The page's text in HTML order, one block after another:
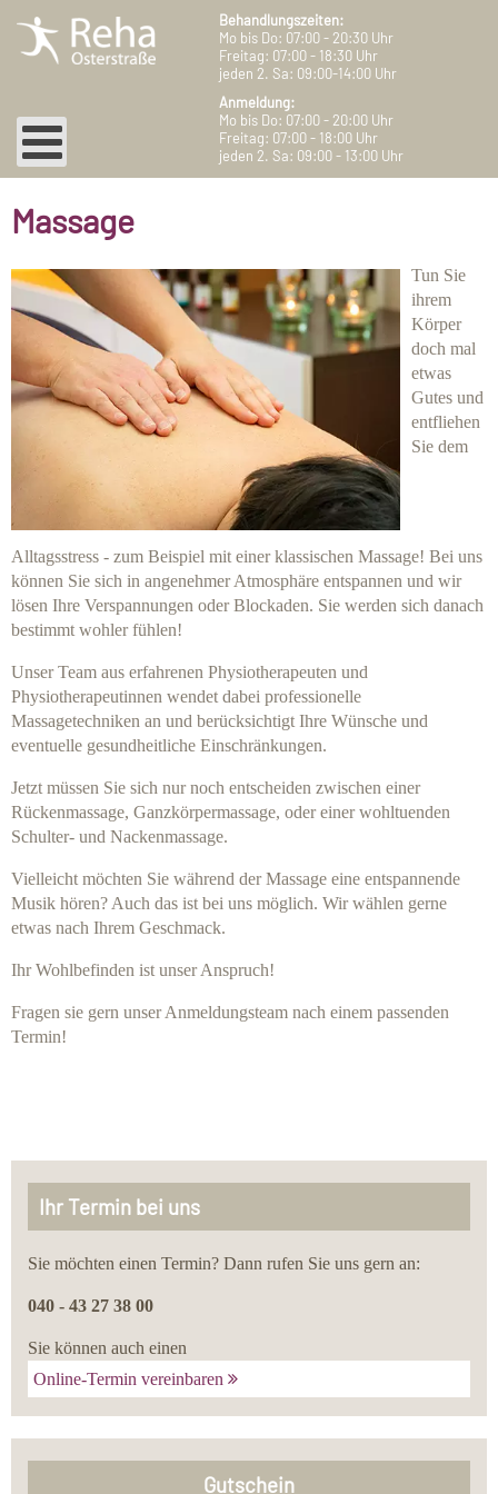
Behandlungszeiten:
Mo bis Do: 07:00 - 20:30 Uhr
Freitag: 07:00 - 18:30 Uhr
jeden 2. Sa: 09:00-14:00 Uhr
Anmeldung:
Mo bis Do: 07:00 - 20:00 Uhr
Freitag: 07:00 - 18:00 Uhr
jeden 2. Sa: 09:00 - 13:00 Uhr
Massage
Tun Sie
ihrem
Körper
doch mal
etwas
Gutes und
entfliehen
Sie dem
Alltagsstress - zum Beispiel mit einer klassischen Massage! Bei uns
können Sie sich in angenehmer Atmosphäre entspannen und wir
lösen Ihre Verspannungen oder Blockaden. Sie werden sich danach
bestimmt wohler fühlen!
Unser Team aus erfahrenen Physiotherapeuten und
Physiotherapeutinnen wendet dabei professionelle
Massagetechniken an und berücksichtigt Ihre Wünsche und
eventuelle gesundheitliche Einschränkungen.
Jetzt müssen Sie sich nur noch entscheiden zwischen einer
Rückenmassage, Ganzkörpermassage, oder einer wohltuenden
Schulter- und Nackenmassage.
Vielleicht möchten Sie während der Massage eine entspannende
Musik hören? Auch das ist bei uns möglich. Wir wählen gerne
etwas nach Ihrem Geschmack.
Ihr Wohlbefinden ist unser Anspruch!
Fragen sie gern unser Anmeldungsteam nach einem passenden
Termin!
Ihr Termin bei uns
Sie möchten einen Termin? Dann rufen Sie uns gern an:
040 - 43 27 38 00
Sie können auch einen
Online-Termin vereinbaren
Gutschein